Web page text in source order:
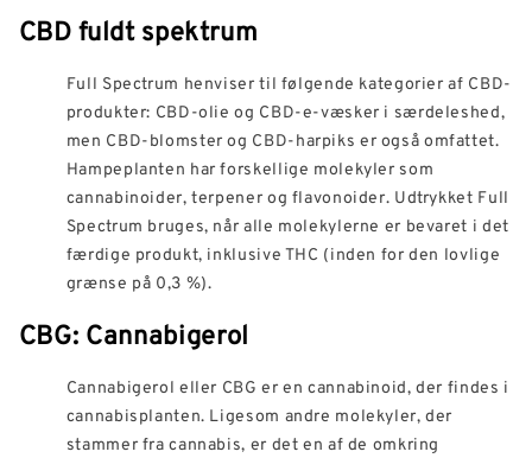
CBD fuldt spektrum
Full Spectrum henviser til følgende kategorier af CBD-
produkter: CBD-olie og CBD-e-væsker i særdeleshed,
men CBD-blomster og CBD-harpiks er også omfattet.
Hampeplanten har forskellige molekyler som
cannabinoider, terpener og flavonoider. Udtrykket Full
Spectrum bruges, når alle molekylerne er bevaret i det
færdige produkt, inklusive THC (inden for den lovlige
grænse på 0,3 %).
CBG: Cannabigerol
Cannabigerol eller CBG er en cannabinoid, der findes i
cannabisplanten. Ligesom andre molekyler, der
stammer fra cannabis, er det en af de omkring